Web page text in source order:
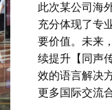
此次某公司海
充分体现了专
要价值。未来
续提升【同声
效的语言解决
更多国际交流